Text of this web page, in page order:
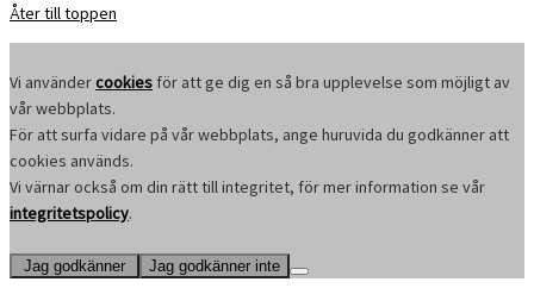
Åter till toppen
Vi användercookies för att ge dig en så bra upplevelse som möjligt av
vår webbplats.
För att surfa vidare på vår webbplats, ange huruvida du godkänner att
cookies används.
Vi värnar också om din rätt till integritet, för mer information se vår
integritetspolicy.
Jag godkänner Jag godkänner inte